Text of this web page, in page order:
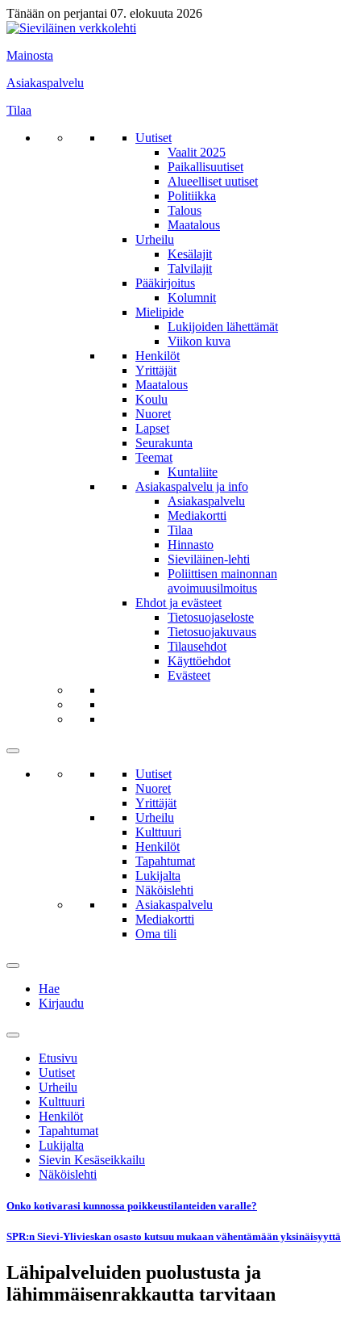
Tänään on perjantai 07. elokuuta 2026
Mainosta
Asiakaspalvelu
Tilaa
Uutiset
Vaalit 2025
Paikallisuutiset
Alueelliset uutiset
Politiikka
Talous
Maatalous
Urheilu
Kesälajit
Talvilajit
Pääkirjoitus
Kolumnit
Mielipide
Lukijoiden lähettämät
Viikon kuva
Henkilöt
Yrittäjät
Maatalous
Koulu
Nuoret
Lapset
Seurakunta
Teemat
Kuntaliite
Asiakaspalvelu ja info
Asiakaspalvelu
Mediakortti
Tilaa
Hinnasto
Sieviläinen-lehti
Poliittisen mainonnan
avoimuusilmoitus
Ehdot ja evästeet
Tietosuojaseloste
Tietosuojakuvaus
Tilausehdot
Käyttöehdot
Evästeet
Uutiset
Nuoret
Yrittäjät
Urheilu
Kulttuuri
Henkilöt
Tapahtumat
Lukijalta
Näköislehti
Asiakaspalvelu
Mediakortti
Oma tili
Hae
Kirjaudu
Etusivu
Uutiset
Urheilu
Kulttuuri
Henkilöt
Tapahtumat
Lukijalta
Sievin Kesäseikkailu
Näköislehti
Onko kotivarasi kunnossa poikkeustilanteiden varalle?
SPR:n Sievi-Ylivieskan osasto kutsuu mukaan vähentämään yksinäisyyttä
Lähipalveluiden puolustusta ja
lähimmäisenrakkautta tarvitaan